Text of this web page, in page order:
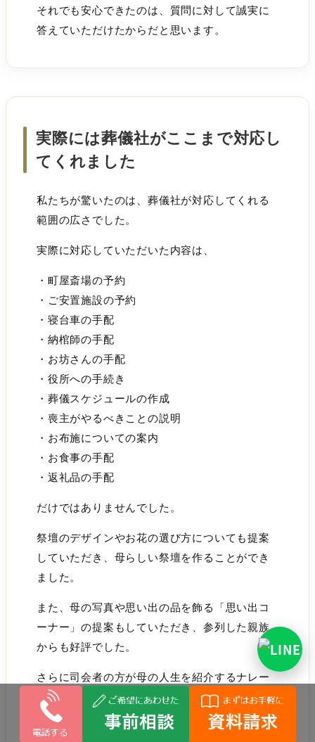
それでも安心できたのは、質問に対して誠実に
答えていただけたからだと思います。
実際には葬儀社がここまで対応し
てくれました
私たちが驚いたのは、葬儀社が対応してくれる
範囲の広さでした。
実際に対応していただいた内容は、
・町屋斎場の予約
・ご安置施設の予約
・寝台車の手配
・納棺師の手配
・お坊さんの手配
・役所への手続き
・葬儀スケジュールの作成
・喪主がやるべきことの説明
・お布施についての案内
・お食事の手配
・返礼品の手配
だけではありませんでした。
祭壇のデザインやお花の選び方についても提案
していただき、母らしい祭壇を作ることができ
ました。
また、母の写真や思い出の品を飾る「思い出コ
ーナー」の提案もしていただき、参列した親族
からも好評でした。
さらに司会者の方が母の人生を紹介するナレー
ションをしてくださり、家族も知らなかったエ
ピソードを思い出す時間になりました。